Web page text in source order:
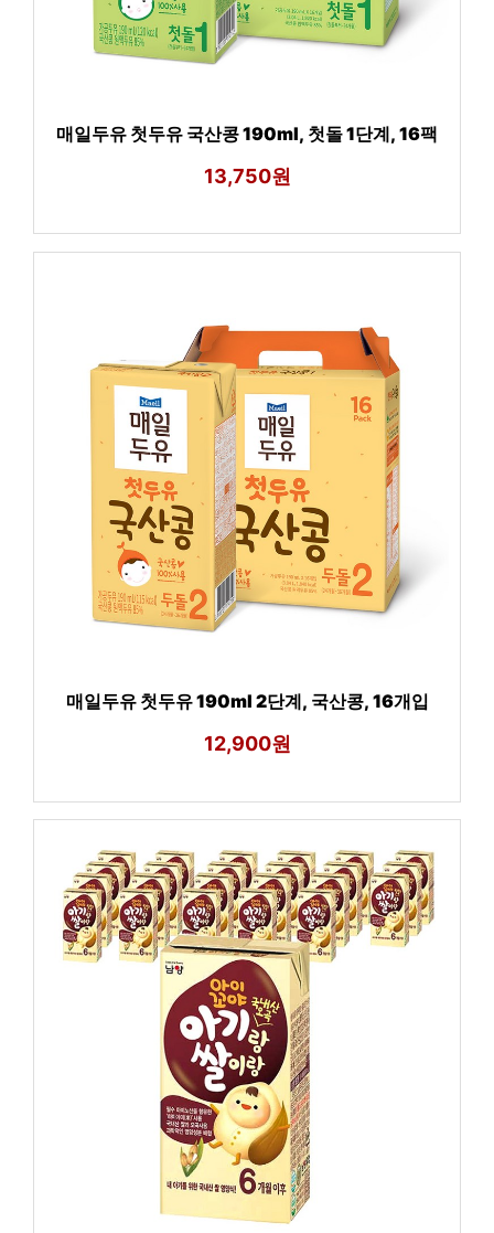
매일두유 첫두유 국산콩 190ml, 첫돌 1단계, 16팩
13,750원
매일두유 첫두유 190ml 2단계, 국산콩, 16개입
12,900원